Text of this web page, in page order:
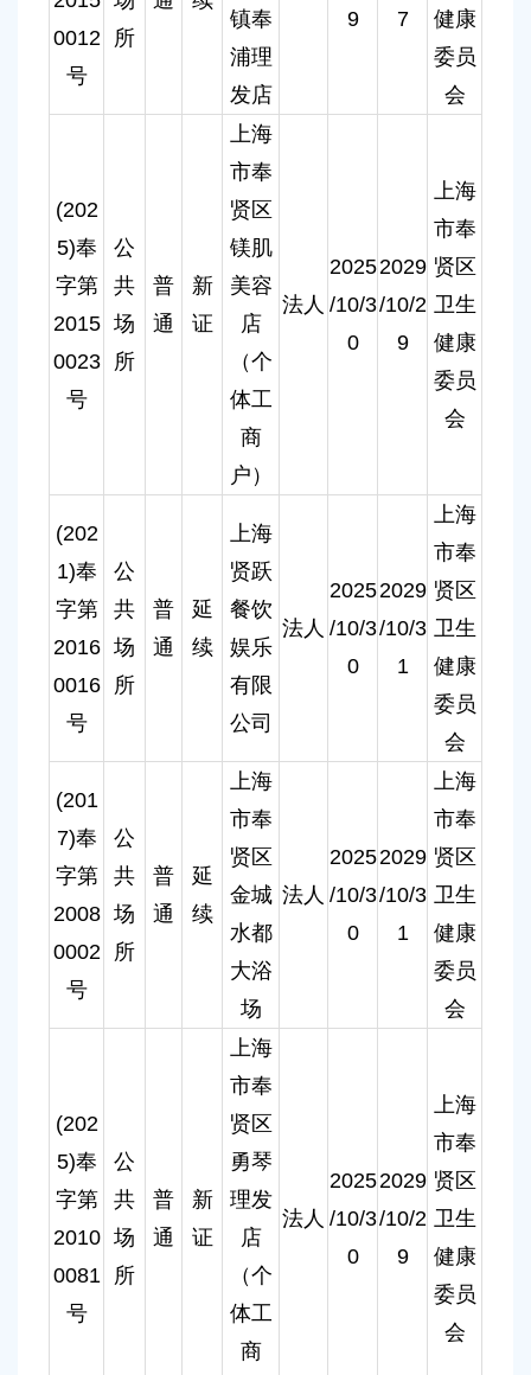
0012
号
所
镇奉
浦理
发店
9 7
健康
委员
会
(202
5)奉
字第
2015
0023
号
公
共
场
所
普
通
新
证
上海
市奉
贤区
镁肌
美容
店
（个
体工
商
户）
法人
2025
/10/3
0
2029
/10/2
9
上海
市奉
贤区
卫生
健康
委员
会
(202
1)奉
字第
2016
0016
号
公
共
场
所
普
通
延
续
上海
贤跃
餐饮
娱乐
有限
公司
法人
2025
/10/3
0
2029
/10/3
1
上海
市奉
贤区
卫生
健康
委员
会
(201
7)奉
字第
2008
0002
号
公
共
场
所
普
通
延
续
上海
市奉
贤区
金城
水都
大浴
场
法人
2025
/10/3
0
2029
/10/3
1
上海
市奉
贤区
卫生
健康
委员
会
(202
5)奉
字第
2010
0081
号
公
共
场
所
普
通
新
证
上海
市奉
贤区
勇琴
理发
店
（个
体工
商
法人
2025
/10/3
0
2029
/10/2
9
上海
市奉
贤区
卫生
健康
委员
会